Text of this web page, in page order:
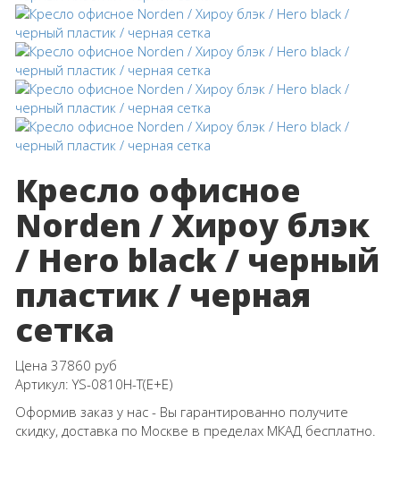
Кресло офисное
Norden / Хироу блэк
/ Hero black / черный
пластик / черная
сетка
Цена 37860 руб
Артикул:YS-0810H-T(E+E)
Оформив заказ у нас - Вы гарантированно получите
скидку, доставка по Москве в пределах МКАД бесплатно.